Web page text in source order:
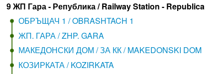
9 ЖП Гара - Република / Railway Station - Republica
ОБРЪЩАЧ 1 / OBRASHTACH 1
ЖП. ГАРА / ZHP. GARA
МАКЕДОНСКИ ДОМ / ЗА КК / MAKEDONSKI DOM
КОЗИРКАТА / KOZIRKATA